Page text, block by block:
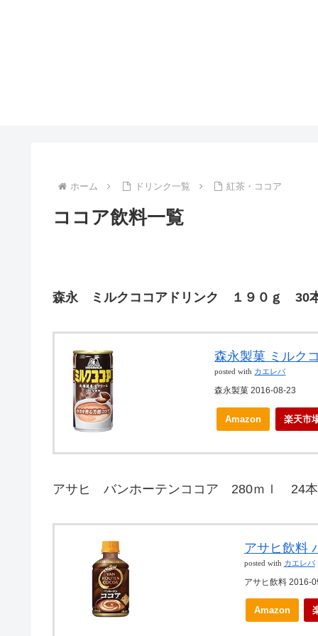
ホーム ドリンク一覧 紅茶・ココア
ココア飲料一覧
森永 ミルクココアドリンク １９０ｇ 30
森永製菓 ミルク
posted with カエレバ
森永製菓 2016-08-23
Amazon 楽天市
アサヒ バンホーテンココア 280ｍｌ 24本
アサヒ飲料
posted with カエレバ
アサヒ飲料 2016-
Amazon